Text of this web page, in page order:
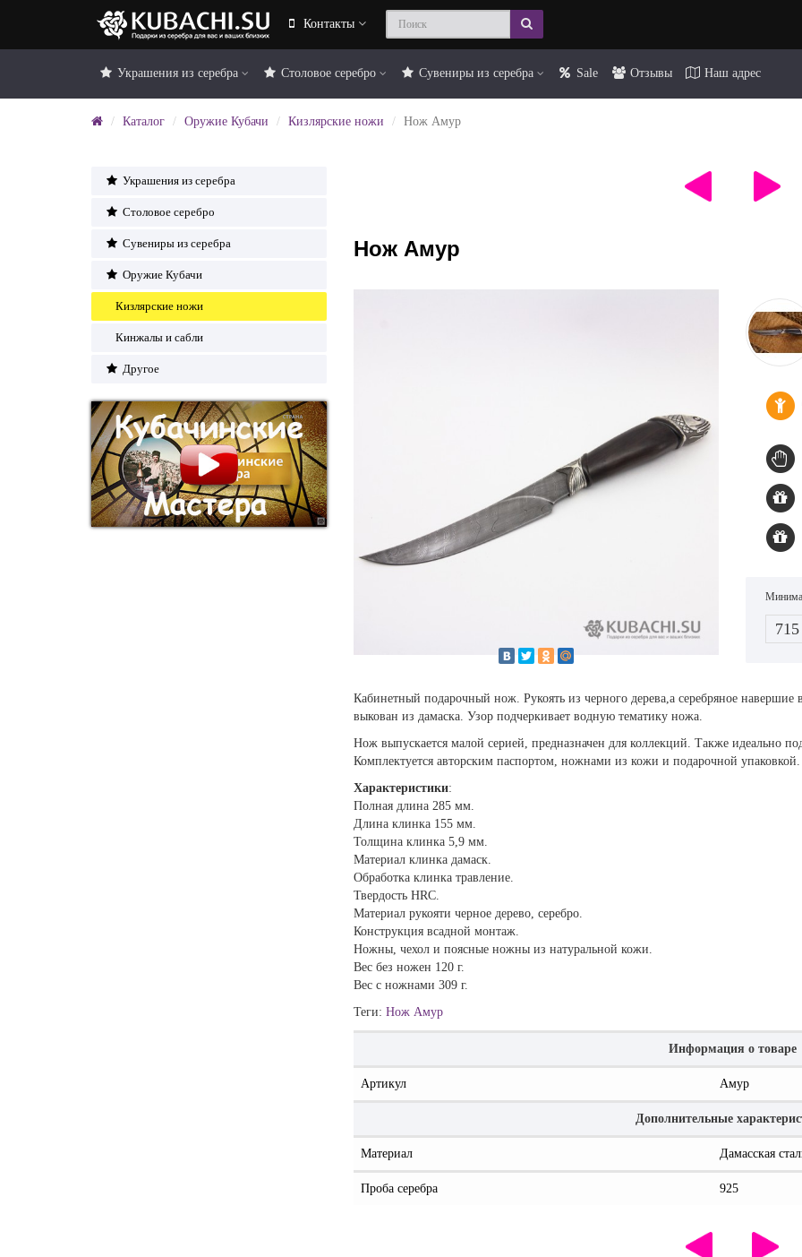
Контакты
Украшения из серебра Столовое серебро Сувениры из серебра Sale Отзывы Наш адрес
Каталог Оружие Кубачи Кизлярские ножи Нож Амур
Украшения из серебра
Столовое серебро
Сувениры из серебра
Оружие Кубачи
Кизлярские ножи
Кинжалы и сабли
Другое
Нож Амур
Кабинетный подарочный нож. Рукоять из черного дерева,а серебряное
выкован из дамаска. Узор подчеркивает водную тематику ножа.
Нож выпускается малой серией, предназначен для коллекций. Также идеально
Комплектуется авторским паспортом, ножнами из кожи и подарочной упаковкой.
Характеристики:
Полная длина 285 мм.
Длина клинка 155 мм.
Толщина клинка 5,9 мм.
Материал клинка дамаск.
Обработка клинка травление.
Твердость HRC.
Материал рукояти черное дерево, серебро.
Конструкция всадной монтаж.
Ножны, чехол и поясные ножны из натуральной кожи.
Вес без ножен 120 г.
Вес с ножнами 309 г.
Теги: Нож Амур
Информация о товаре
Артикул Амур
Дополнительные
Материал Дамасская
Проба серебра 925